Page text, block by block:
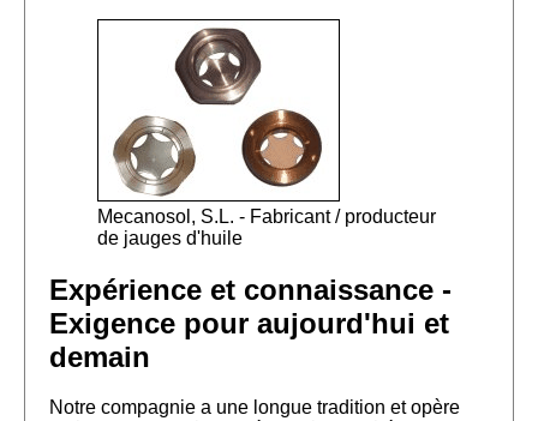
Mecanosol, S.L. - Fabricant / producteur
de jauges d'huile
Expérience et connaissance -
Exigence pour aujourd'hui et
demain
Notre compagnie a une longue tradition et opère